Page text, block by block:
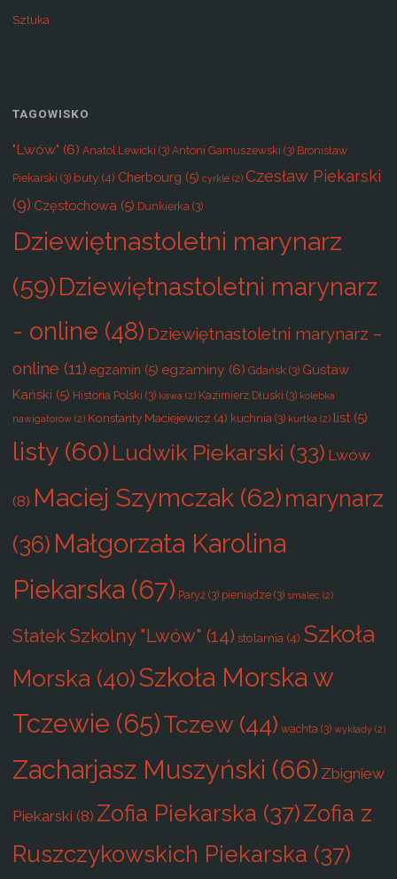
Sztuka
TAGOWISKO
"Lwów" (6) Anatol Lewicki (3) Antoni Garnuszewski (3) Bronisław
Piekarski (3) buty(4) Cherbourg (5) cyrkle(2) Czesław Piekarski
(9) Częstochowa (5) Dunkierka(3)
Dziewiętnastoletni marynarz
(59)Dziewiętnastoletni marynarz
- online (48) Dziewiętnastoletni marynarz –
online (11) egzamin (5) egzaminy (6) Gdańsk(3) Gustaw
Kański (5) Historia Polski (3) kawa (2) Kazimierz Dłuski (3) kolebka
nawigatorów(2) Konstanty Maciejewicz (4) kuchnia(3) kurtka (2) list(5)
listy(60) Ludwik Piekarski (33) Lwów
(8) Maciej Szymczak(62) marynarz
(36) Małgorzata Karolina
Piekarska (67) Paryż(3) pieniądze(3) smalec (2)
Statek Szkolny "Lwów" (14) stolarnia (4) Szkoła
Morska (40)Szkoła Morska w
Tczewie (65)Tczew(44) wachta(3) wykłady(2)
Zacharjasz Muszyński (66) Zbigniew
Piekarski (8) Zofia Piekarska (37)Zofia z
Ruszczykowskich Piekarska (37)